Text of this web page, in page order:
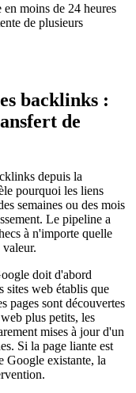
moins de 24 heures
de plusieurs
backlinks :
de
depuis la
pourquoi les liens
semaines ou des mois
Le pipeline a
à n'importe quelle
doit d'abord
sites web établis que
pages sont découvertes
plus petits, les
mises à jour d'un
Si la page liante est
Google existante, la